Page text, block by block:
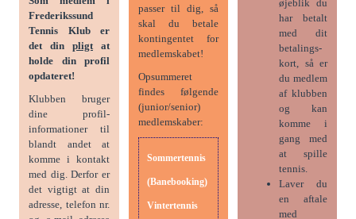
Frederikssund
Tennis Klub er
det din pligtat
holde din profil
opdateret!
Klubben bruger
dine profil-
informationer til
blandt andet at
komme i kontakt
med dig. Derfor er
det vigtigt at din
adresse, telefon nr.
passer til dig, så
skal du betale
kontingentet for
medlemskabet!
Opsummeret
findes følgende
(junior/senior)
medlemskaber:
Sommertennis
(Banebooking)
Vintertennis
øjeblik du
har betalt
med dit
betalings-
kort, så er
du medlem
af klubben
og kan
komme i
gang med
at spille
tennis.
Laver du
en aftale
med